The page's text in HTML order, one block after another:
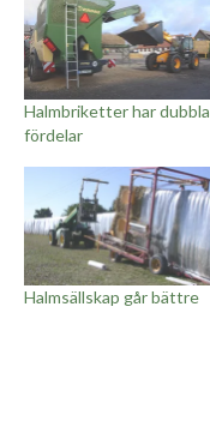
Halmbriketter har dubbla
fördelar
Halmsällskap går bättre